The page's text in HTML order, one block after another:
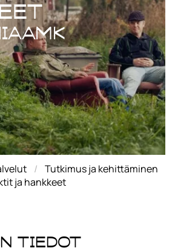
Tutkimus ja kehittäminen
ja hankkeet
tiedot